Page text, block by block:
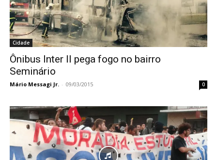
Cidade
Ônibus Inter II pega fogo no bairro
Seminário
Mário Messagi Jr. - 09/03/2015 0